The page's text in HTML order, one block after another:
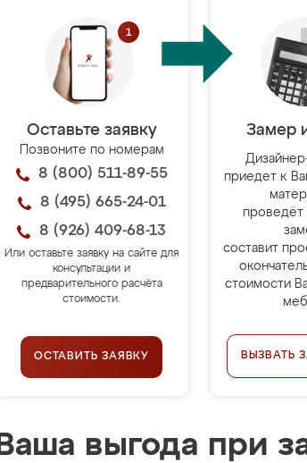
Оставьте заявку
Позвоните по номерам
8 (800) 511-89-55
8 (495) 665-24-01
8 (926) 409-68-13
Или оставьте заявку на сайте для
консультации и
предварительного расчёта
стоимости.
ОСТАВИТЬ ЗАЯВКУ
Замер
приедет к
проведёт
составит
стоимости
ВЫЗВАТЬ
Ваша выгода при